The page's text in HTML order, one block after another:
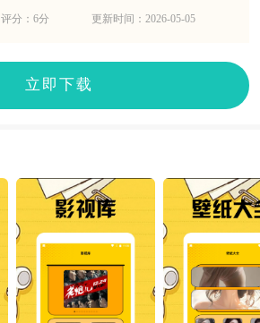
评分：6分 更新时间：2026-05-05
立即下载